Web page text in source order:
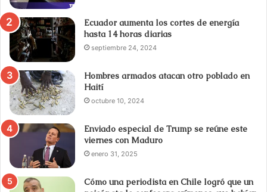
Ecuador aumenta los cortes de energía
hasta 14 horas diarias
septiembre 24, 2024
Hombres armados atacan otro poblado en
Haití
octubre 10, 2024
Enviado especial de Trump se reúne este
viernes con Maduro
enero 31, 2025
Cómo una periodista en Chile logró que un